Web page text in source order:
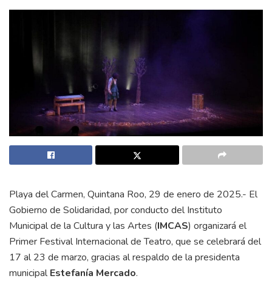
Playa del Carmen, Quintana Roo, 29 de enero de 2025.- El
Gobierno de Solidaridad, por conducto del Instituto
Municipal de la Cultura y las Artes (IMCAS) organizará el
Primer Festival Internacional de Teatro, que se celebrará del
17 al 23 de marzo, gracias al respaldo de la presidenta
municipalEstefanía Mercado.